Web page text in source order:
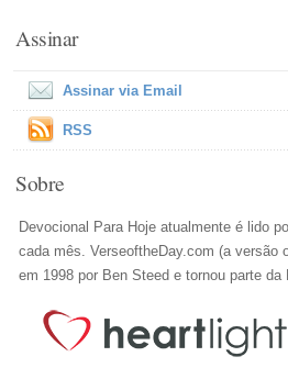
Assinar
Assinar via Email
RSS
Sobre
Devocional Para Hoje atualmente é lido
cada mês. VerseoftheDay.com (a versão
em 1998 por Ben Steed e tornou parte da